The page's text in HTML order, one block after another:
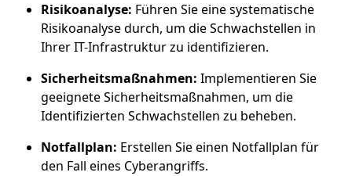
Risikoanalyse: Führen Sie eine systematische
Risikoanalyse durch, um die Schwachstellen in
Ihrer IT-Infrastruktur zu identifizieren.
Sicherheitsmaßnahmen: Implementieren Sie
geeignete Sicherheitsmaßnahmen, um die
Identifizierten Schwachstellen zu beheben.
Notfallplan: Erstellen Sie einen Notfallplan für
den Fall eines Cyberangriffs.